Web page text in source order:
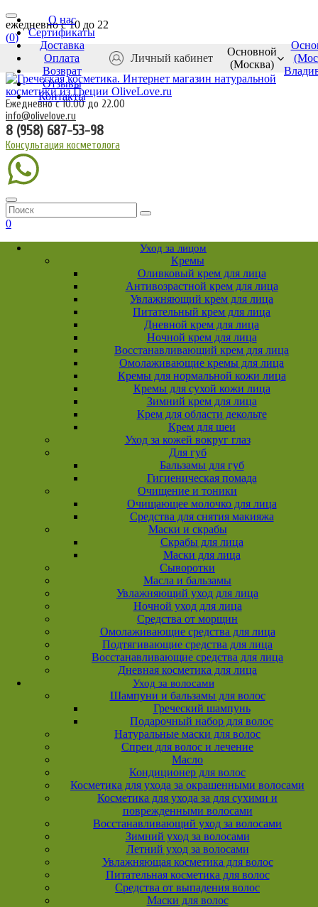
ежедневно c 10 до 22
(0)
О нас
Сертификаты
Доставка
Оплата
Возврат
Отзывы
Контакты
Личный кабинет
Основной
(Москва)
Ежедневно с 10.00 до 22.00
info@olivelove.ru
8 (958) 687-53-98
Консультация косметолога
0
Уход за лицом
Кремы
Оливковый крем для лица
Антивозрастной крем для лица
Увлажняющий крем для лица
Питательный крем для лица
Дневной крем для лица
Ночной крем для лица
Восстанавливающий крем для лица
Омолаживающие кремы для лица
Кремы для нормальной кожи лица
Кремы для сухой кожи лица
Зимний крем для лица
Крем для области декольте
Крем для шеи
Уход за кожей вокруг глаз
Для губ
Бальзамы для губ
Гигиеническая помада
Очищение и тоники
Очищающее молочко для лица
Средства для снятия макияжа
Маски и скрабы
Скрабы для лица
Маски для лица
Сыворотки
Масла и бальзамы
Увлажняющий уход для лица
Ночной уход для лица
Средства от морщин
Омолаживающие средства для лица
Подтягивающие средства для лица
Восстанавливающие средства для лица
Дневная косметика для лица
Уход за волосами
Шампуни и бальзамы для волос
Греческий шампунь
Подарочный набор для волос
Натуральные маски для волос
Спреи для волос и лечение
Масло
Кондиционер для волос
Косметика для ухода за окрашенными волосами
Косметика для ухода за для сухими и
поврежденными волосами
Восстанавливающий уход за волосами
Зимний уход за волосами
Летний уход за волосами
Увлажняющая косметика для волос
Питательная косметика для волос
Средства от выпадения волос
Маски для волос